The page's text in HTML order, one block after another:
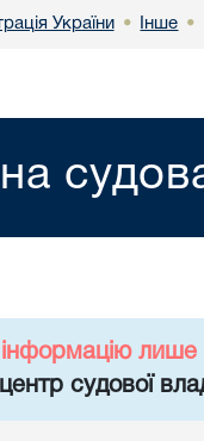
України • Інше •
судова
лише
судової